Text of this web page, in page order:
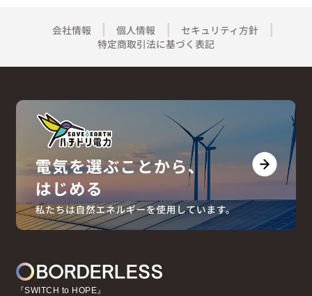
会社情報 個人情報
セキュリティ方針
特定商取引法に基づく表記
『SWITCH to HOPE』